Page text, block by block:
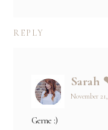
REPLY
Sarah
November
Gerne :)